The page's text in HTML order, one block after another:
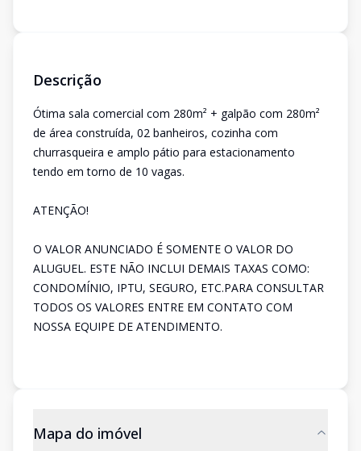
Descrição
Ótima sala comercial com 280m² + galpão com 280m²
de área construída, 02 banheiros, cozinha com
churrasqueira e amplo pátio para estacionamento
tendo em torno de 10 vagas.
ATENÇÃO!
O VALOR ANUNCIADO É SOMENTE O VALOR DO
ALUGUEL. ESTE NÃO INCLUI DEMAIS TAXAS COMO:
CONDOMÍNIO, IPTU, SEGURO, ETC.PARA CONSULTAR
TODOS OS VALORES ENTRE EM CONTATO COM
NOSSA EQUIPE DE ATENDIMENTO.
Mapa do imóvel